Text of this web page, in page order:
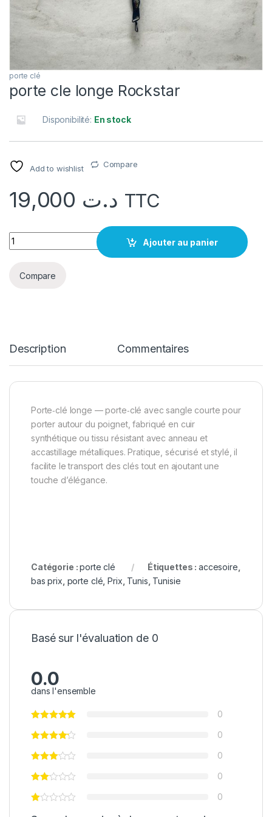
porte clé
porte cle longe Rockstar
Disponibilité: En stock
Add to wishlist Compare
د.ت TTC
quantité porte cle longe Rockstar
Ajouter au panier
Compare
Description Commentaires
Porte‑clé longe — porte‑clé avec sangle courte pour
porter autour du poignet, fabriqué en cuir
synthétique ou tissu résistant avec anneau et
accastillage métalliques. Pratique, sécurisé et stylé, il
facilite le transport des clés tout en ajoutant une
touche d’élégance.
Catégorie :porte clé Étiquettes : accesoire
bas prix porte clé ,Prix Tunis Tunisie
Basé sur l'évaluation de 0
0.0
dans l'ensemble
0
0
0
0
0